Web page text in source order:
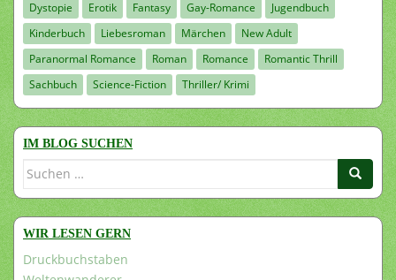
Dystopie Erotik Fantasy Gay-Romance
Jugendbuch
Kinderbuch
Liebesroman Märchen
New Adult
Paranormal Romance
Roman Romance
Romantic Thrill
Sachbuch
Science-Fiction Thriller/ Krimi
IM BLOG SUCHEN
Suchen
WIR LESEN GERN
Druckbuchstaben